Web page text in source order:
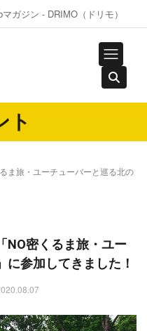
ガジン - DRIMO（ドリモ）
ト
ま旅・ユーチューバーと巡る北の
NO密くるま旅・ユー
参加してきました！